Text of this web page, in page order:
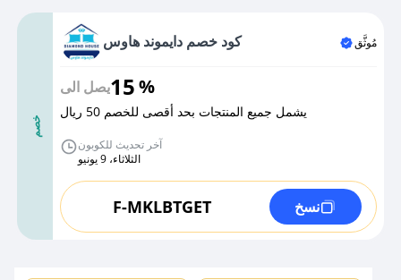
خصم
كود خصم دايموند هاوس مُوثَّق
يصل الى15%
يشمل جميع المنتجات بحد أقصى للخصم 50 ريال
آخر تحديث للكوبون
الثلاثاء، 9 يونيو
F-MKLBTGET نسخ